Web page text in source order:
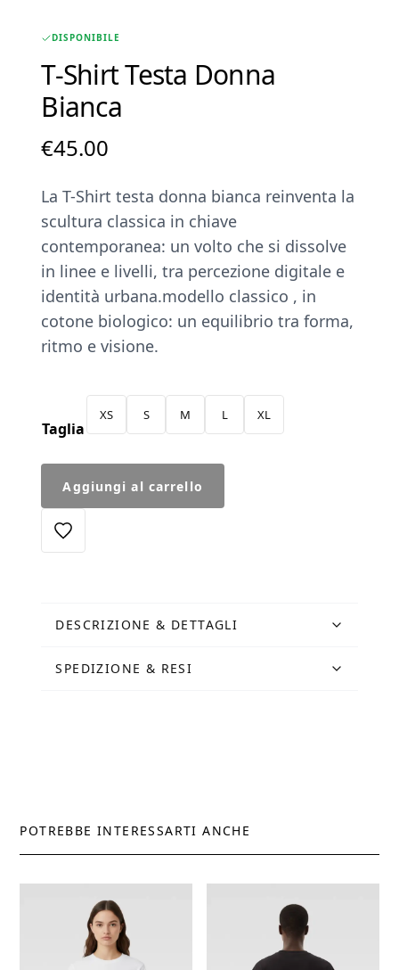
DISPONIBILE
T-Shirt Testa Donna
Bianca
€45.00
La T-Shirt testa donna bianca reinventa la
scultura classica in chiave
contemporanea: un volto che si dissolve
in linee e livelli, tra percezione digitale e
identità urbana.modello classico , in
cotone biologico: un equilibrio tra forma,
ritmo e visione.
Taglia
XS S M L XL
Shirt
Testa
Donna
Bianca
Aggiungi al carrello
DESCRIZIONE & DETTAGLI
SPEDIZIONE & RESI
POTREBBE INTERESSARTI ANCHE